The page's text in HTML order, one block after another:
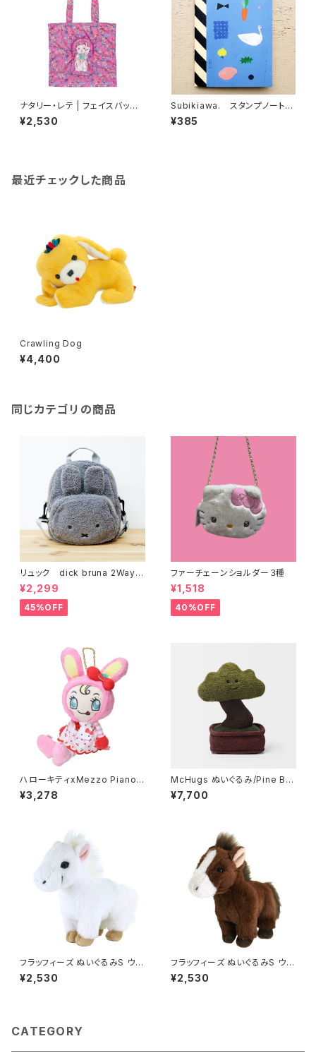
ナタリー・レテ | フェイスバッグ
ラッキーキャット | Face bag L
ucky cat
¥2,530
Subikiawa. スタンプノート
Life Objects
¥385
最近チェックした商品
Crawling Dog
¥4,400
同じカテゴリの商品
リュック dick bruna 2Way
¥2,299
45%OFF
ファーチェーンショルダー３種
¥1,518
40%OFF
ハローキティxMezzo Piano
ゴールドチェーン付きマスコット
ベリエちゃん
¥3,278
McHugs ぬいぐるみ/Pine Bo
nsai
¥7,700
フラッフィーズ ぬいぐるみS ウ
マ/WH
¥2,530
フラッフィーズ ぬいぐるみS ウ
マ/BR
¥2,530
CATEGORY